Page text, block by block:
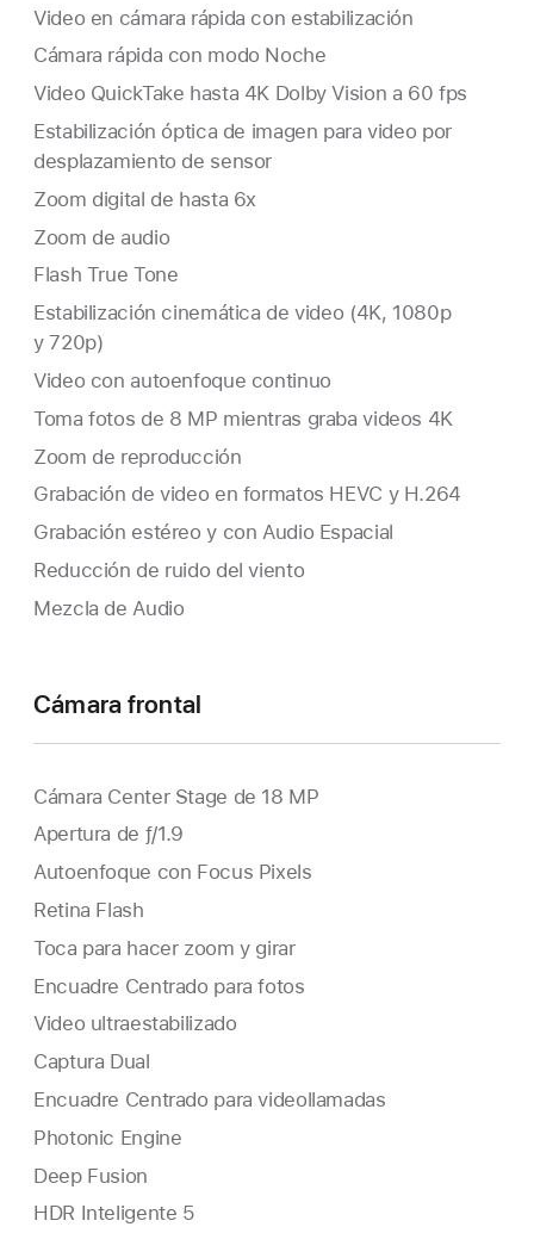
Video en cámara rápida con estabilización
Cámara rápida con modo Noche
Video QuickTake hasta 4K Dolby Vision a 60 fps
Estabilización óptica de imagen para video por
desplazamiento de sensor
Zoom digital de hasta 6x
Zoom de audio
Flash True Tone
Estabilización cinemática de video (4K, 1080p
y 720p)
Video con autoenfoque continuo
Toma fotos de 8 MP mientras graba videos 4K
Zoom de reproducción
Grabación de video en formatos HEVC y H.264
Grabación estéreo y con Audio Espacial
Reducción de ruido del viento
Mezcla de Audio
Cámara frontal
Cámara Center Stage de 18 MP
Apertura de ƒ/1.9
Autoenfoque con Focus Pixels
Retina Flash
Toca para hacer zoom y girar
Encuadre Centrado para fotos
Video ultraestabilizado
Captura Dual
Encuadre Centrado para videollamadas
Photonic Engine
Deep Fusion
HDR Inteligente 5